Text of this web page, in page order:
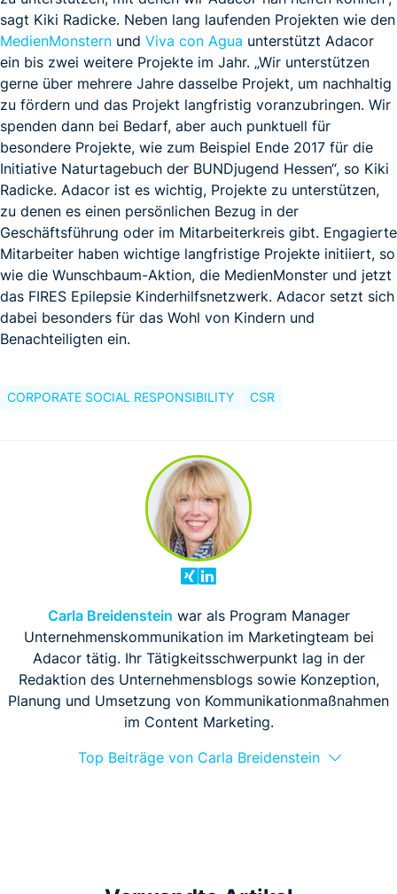
sagt Kiki Radicke. Neben lang laufenden Projekten wie den
MedienMonstern und Viva con Agua unterstützt Adacor
ein bis zwei weitere Projekte im Jahr. „Wir unterstützen
gerne über mehrere Jahre dasselbe Projekt, um nachhaltig
zu fördern und das Projekt langfristig voranzubringen. Wir
spenden dann bei Bedarf, aber auch punktuell für
besondere Projekte, wie zum Beispiel Ende 2017 für die
Initiative Naturtagebuch der BUNDjugend Hessen“, so Kiki
Radicke. Adacor ist es wichtig, Projekte zu unterstützen,
zu denen es einen persönlichen Bezug in der
Geschäftsführung oder im Mitarbeiterkreis gibt. Engagierte
Mitarbeiter haben wichtige langfristige Projekte initiiert, so
wie die Wunschbaum-Aktion, die MedienMonster und jetzt
das FIRES Epilepsie Kinderhilfsnetzwerk. Adacor setzt sich
dabei besonders für das Wohl von Kindern und
Benachteiligten ein.
CORPORATE SOCIAL RESPONSIBILITY CSR
Carla Breidenstein war als Program Manager
Unternehmenskommunikation im Marketingteam bei
Adacor tätig. Ihr Tätigkeitsschwerpunkt lag in der
Redaktion des Unternehmensblogs sowie Konzeption,
Planung und Umsetzung von Kommunikationmaßnahmen
im Content Marketing.
Top Beiträge von Carla Breidenstein